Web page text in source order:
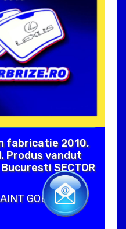
fabricatie 2010,
Produs vandut
SECTOR
GOBAIN